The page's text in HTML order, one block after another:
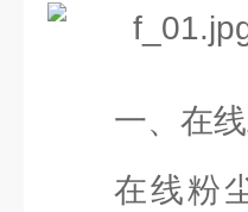
一、在
在线粉